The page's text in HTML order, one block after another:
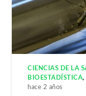
CIENCIAS DE LA
BIOESTADÍSTICA,
hace 2 años